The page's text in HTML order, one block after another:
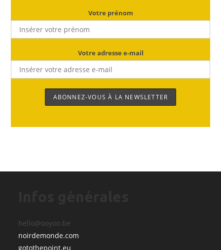
Votre prénom
Votre adresse e-mail
hello@ooyoo.be
noirdemonde.com
gotothepoint.eu